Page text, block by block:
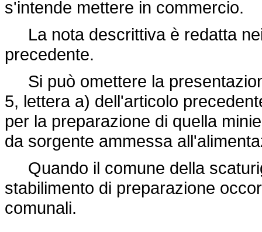
s'intende mettere in commercio.
La nota descrittiva è redatta
precedente.
Si può omettere la
5, lettera a) dell'articolo
per la preparazione di quella
da sorgente ammessa
Quando il comune della
stabilimento di preparazione
comunali.